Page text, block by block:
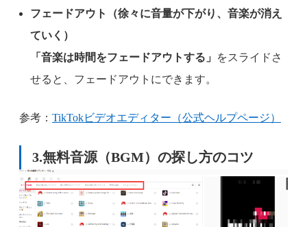
フェードアウト（徐々に音量が下がり、音楽が消え
ていく）
「音楽は時間をフェードアウトする」
をスライドさ
せると、フェードアウトにできます。
参考： TikTokビデオエディター（公式ヘルプページ）
3.無料音源（BGM）の探し方のコツ